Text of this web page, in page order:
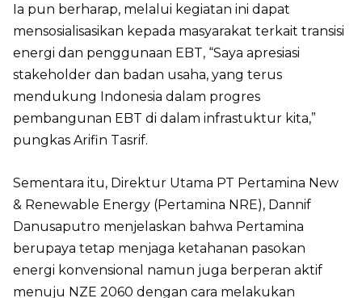
Ia pun berharap, melalui kegiatan ini dapat
mensosialisasikan kepada masyarakat terkait transisi
energi dan penggunaan EBT, “Saya apresiasi
stakeholder dan badan usaha, yang terus
mendukung Indonesia dalam progres
pembangunan EBT di dalam infrastuktur kita,”
pungkas Arifin Tasrif.
Sementara itu, Direktur Utama PT Pertamina New
& Renewable Energy (Pertamina NRE), Dannif
Danusaputro menjelaskan bahwa Pertamina
berupaya tetap menjaga ketahanan pasokan
energi konvensional namun juga berperan aktif
menuju NZE 2060 dengan cara melakukan